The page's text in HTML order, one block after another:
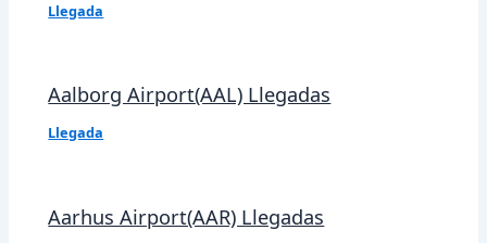
Llegada
Aalborg Airport(AAL) Llegadas
Llegada
Aarhus Airport(AAR) Llegadas